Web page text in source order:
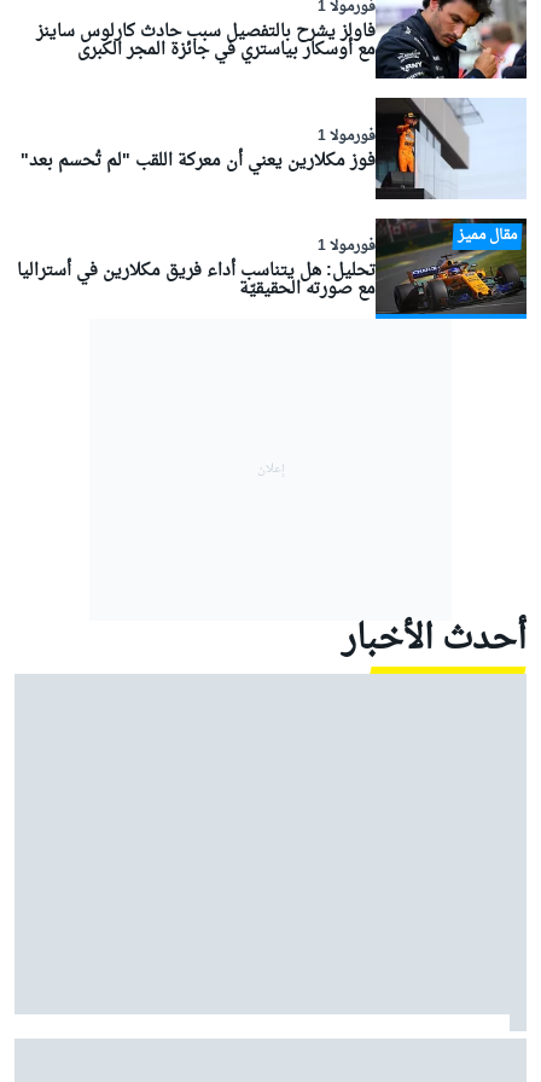
فورمولا 1
فاولز يشرح بالتفصيل سبب حادث كارلوس ساينز
مع أوسكار بياستري في جائزة المجر الكبرى
فورمولا 1
فوز مكلارين يعني أن معركة اللقب "لم تُحسم بعد"
مقال مميز فورمولا 1
تحليل: هل يتناسب أداء فريق مكلارين في أستراليا
مع صورته الحقيقيّة
أحدث الأخبار
أوليفر بيرمان يكشف عن مشروعه التجاري الجديد بعيدًا عن